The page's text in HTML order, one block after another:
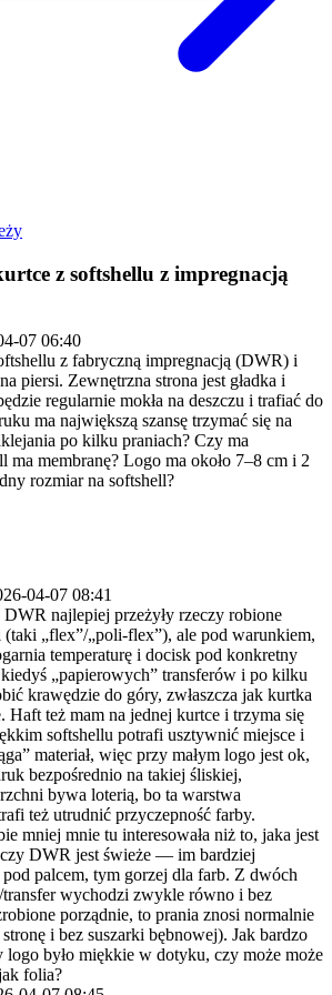
z softshellu z impregnacją
07 06:40
z fabryczną impregnacją (DWR) i
piersi. Zewnętrzna strona jest gładka i
regularnie mokła na deszczu i trafiać do
ma największą szansę trzymać się na
po kilku praniach? Czy ma
ma membranę? Logo ma około 7–8 cm i 2
rozmiar na softshell?
04-07 08:41
najlepiej przeżyły rzeczy robione
„flex”/„poli-flex”), ale pod warunkiem,
temperaturę i docisk pod konkretny
kiedyś „papierowych” transferów i po kilku
krawędzie do góry, zwłaszcza jak kurtka
Haft też mam na jednej kurtce i trzyma się
softshellu potrafi usztywnić miejsce i
materiał, więc przy małym logo jest ok,
bezpośrednio na takiej śliskiej,
bywa loterią, bo ta warstwa
też utrudnić przyczepność farby.
mniej mnie tu interesowała niż to, jaka jest
DWR jest świeże — im bardziej
palcem, tym gorzej dla farb. Z dwóch
wychodzi zwykle równo i bez
porządnie, to prania znosi normalnie
i bez suszarki bębnowej). Jak bardzo
logo było miękkie w dotyku, czy może może
folia?